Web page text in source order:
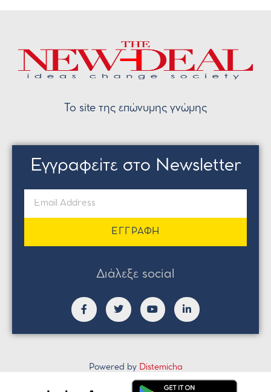
Το site της επώνυμης γνώμης
Εγγραφείτε στο Newsletter
ΕΓΓΡΑΦΗ
Διάλεξε social
Powered by Distemicha